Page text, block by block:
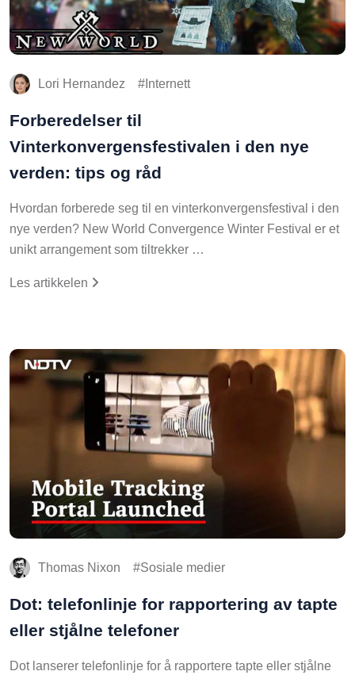
Lori Hernandez Internett
Forberedelser til
Vinterkonvergensfestivalen i den nye
verden: tips og råd
Hvordan forberede seg til en vinterkonvergensfestival i den
nye verden? New World Convergence Winter Festival er et
unikt arrangement som tiltrekker …
Les artikkelen
Thomas Nixon Sosiale medier
Dot: telefonlinje for rapportering av tapte
eller stjålne telefoner
Dot lanserer telefonlinje for å rapportere tapte eller stjålne